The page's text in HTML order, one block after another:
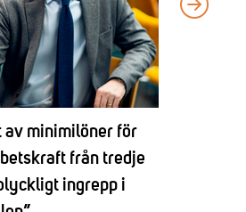
av minimilöner för
från tredje
ingrepp i